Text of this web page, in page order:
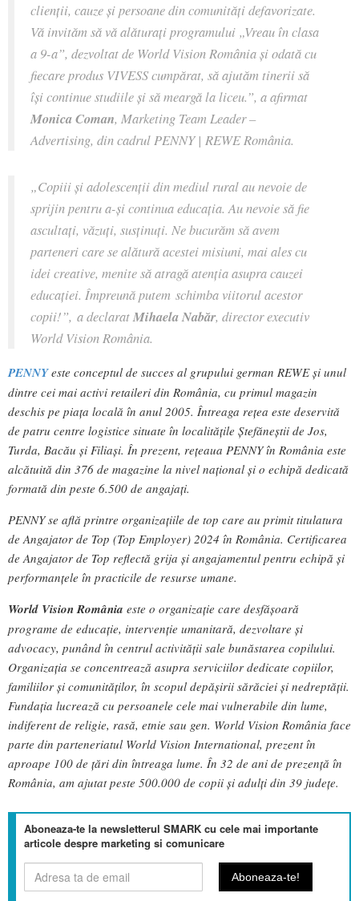
clienții, cauze și persoane din comunități defavorizate.
Vă invităm să vă alăturați programului „Vreau în clasa
a 9-a”, dezvoltat de World Vision România și odată cu
fiecare produs VIVESS cumpărat, să ajutăm tineriisă
își continue studiile și să meargă la liceu.”, a afirmat
Monica Coman, Marketing Team Leader –
Advertising, din cadrul PENNY | REWE România.
„Copiii și adolescenții din mediul rural au nevoie de
sprijin pentru a-și continua educația. Au nevoie să fie
ascultați, văzuți, susținuți. Ne bucurăm să avem
parteneri care se alătură acestei misiuni, mai ales cu
idei creative, menite să atragă atenția asupra cauzei
educației. Împreună putem schimba viitorul acestor
copii!”, a declaratMihaela Nabăr, director executiv
World Vision România.
PENNYeste conceptul de succes al grupului german REWE și unul
dintre cei mai activi retaileri din România, cu primul magazin
deschis pe piața locală în anul 2005. Întreaga rețea este deservită
de patru centre logistice situate în localitățile Ștefăneștii de Jos,
Turda, Bacău și Filiași. În prezent, rețeaua PENNY în România este
alcătuită din 376 de magazine la nivel național și o echipă dedicată
formată din peste 6.500 de angajați.
PENNY se află printre organizațiile de top care au primit titulatura
de Angajator de Top (Top Employer) 2024 în România. Certificarea
de Angajator de Top reflectă grija și angajamentul pentru echipă și
performanțele în practicile de resurse umane.
World Vision România este o organizaţie care desfăşoară
programe de educaţie, intervenţie umanitară, dezvoltare şi
advocacy, punând în centrul activităţii sale bunăstarea copilului.
Organizaţia se concentrează asupra serviciilor dedicate copiilor,
familiilor şi comunităţilor, în scopul depăşirii sărăciei şi nedreptăţii.
Fundaţia lucrează cu persoanele cele mai vulnerabile din lume,
indiferent de religie, rasă, etnie sau gen. World Vision România face
parte din parteneriatul World Vision International, prezent în
aproape 100 de ţări din întreaga lume. În 32 de ani de prezenţă în
România, am ajutat peste 500.000 de copii şi adulţi din 39 judeţe.
Aboneaza-te la newsletterul SMARK cu cele mai importante
articole despre marketing si comunicare